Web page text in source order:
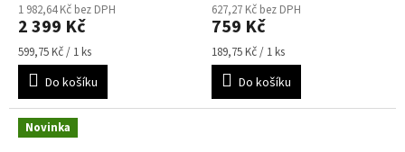
1 982,64 Kč bez DPH
2 399 Kč
Měrná
cena:
599,75 Kč / 1 ks
Do košíku
627,27 Kč bez DPH
759 Kč
Měrná
cena:
189,75 Kč / 1 ks
Do košíku
Novinka